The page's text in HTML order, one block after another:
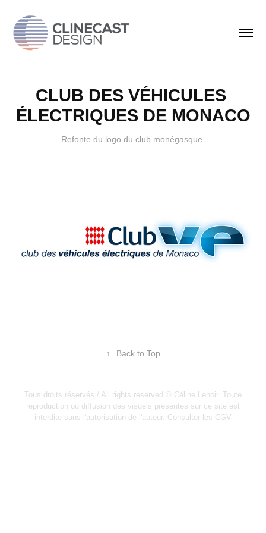
CLUB DES VÉHICULES
ÉLECTRIQUES DE MONACO
Refonte du logo du club monégasque.
↑ Back to Top
Tous droits réservés / All rights reserved © Céline Lenoir. Toute
reproduction ou diffusion des visuels présentés sur ce site est
interdite sans l'autorisation de l'auteur. Consulter les CGV